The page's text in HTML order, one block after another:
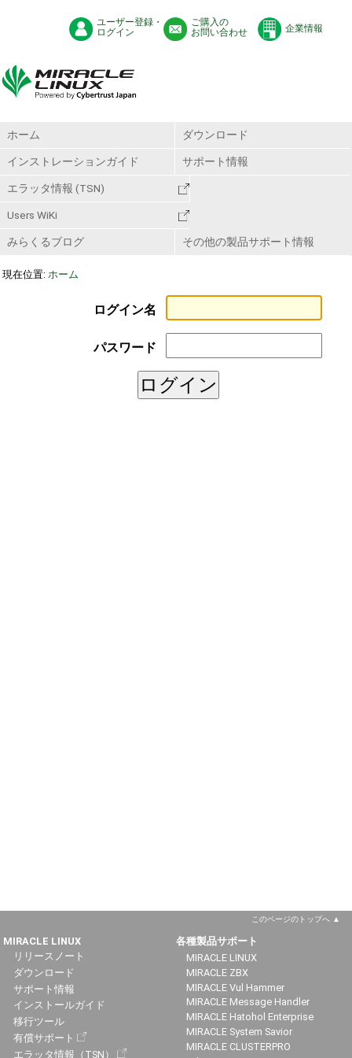
ユーザー登録・
ログイン
ご購入の
お問い合わせ
企業情報
ホーム ダウンロード
インストレーションガイド サポート情報
エラッタ情報 (TSN)
Users WiKi
みらくるブログ その他の製品サポート情報
現在位置: ホーム
ログイン名
パスワード
このページのトップへ
MIRACLE LINUX
リリースノート
ダウンロード
サポート情報
インストールガイド
移行ツール
有償サポート
エラッタ情報（TSN）
各種製品サポート
MIRACLE LINUX
MIRACLE ZBX
MIRACLE Vul Hammer
MIRACLE Message Handler
MIRACLE Hatohol Enterprise
MIRACLE System Savior
MIRACLE CLUSTERPRO